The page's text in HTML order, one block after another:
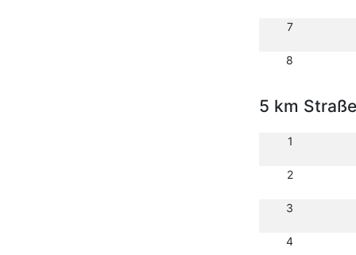
7
8
5 km Straße
1
2
3
4